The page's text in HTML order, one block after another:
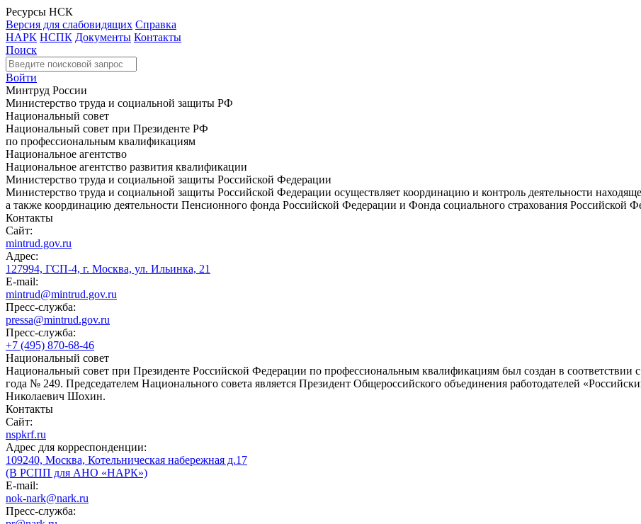
Ресурсы НСК
Версия для слабовидящих Справка
НАРК НСПК Документы Контакты
Поиск
Войти
Минтруд России
Министерство труда и социальной защиты РФ
Национальный совет
Национальный совет при Президенте РФ
по профессиональным квалификациям
Национальное агентство
Национальное агентство развития квалификации
Министерство труда и социальной защиты Российской Федерации
Министерство труда и социальной защиты Российской Федерации осуществляет координацию и контроль деятельности
а также координацию деятельности Пенсионного фонда Российской Федерации и Фонда социального страхования Российской
Контакты
Сайт:
mintrud.gov.ru
Адрес:
127994, ГСП-4, г. Москва, ул. Ильинка, 21
E-mail:
mintrud@mintrud.gov.ru
Пресс-служба:
pressa@mintrud.gov.ru
Пресс-служба:
+7 (495) 870-68-46
Национальный совет
Национальный совет при Президенте Российской Федерации по профессиональным квалификациям был создан в соответствии
года № 249. Председателем Национального совета является Президент Общероссийского объединения работодателей
Николаевич Шохин.
Контакты
Сайт:
nspkrf.ru
Адрес для корреспонденции:
109240, Москва, Котельническая набережная д.17
(В РСПП для АНО «НАРК»)
E-mail:
nok-nark@nark.ru
Пресс-служба: